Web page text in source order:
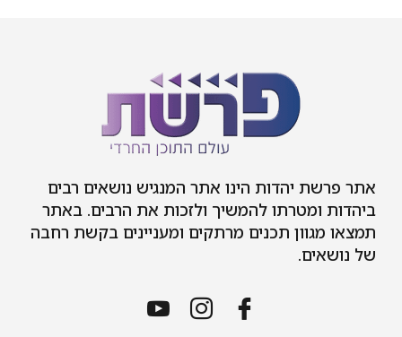
אתר פרשת יהדות הינו אתר המנגיש נושאים רבים
ביהדות ומטרתו להמשיך ולזכות את הרבים. באתר
תמצאו מגוון תכנים מרתקים ומעניינים בקשת רחבה
של נושאים.